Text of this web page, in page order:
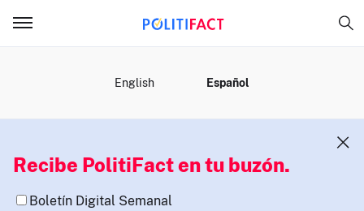
English Español
Recibe PolitiFact en tu buzón.
Boletín Digital Semanal